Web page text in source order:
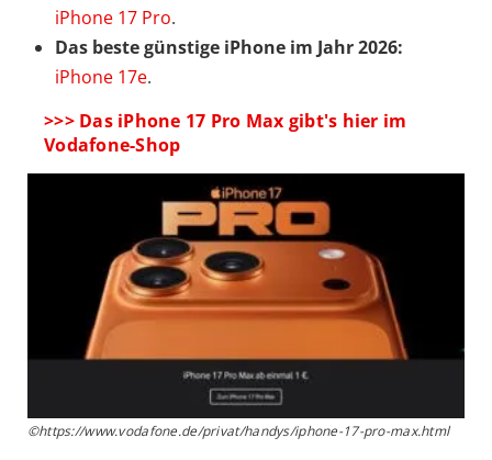
iPhone 17 Pro.
Das beste günstige iPhone im Jahr 2026:
iPhone 17e.
>>> Das iPhone 17 Pro Max gibt's hier im
Vodafone-Shop
©https://www.vodafone.de/privat/handys/iphone-17-pro-max.html